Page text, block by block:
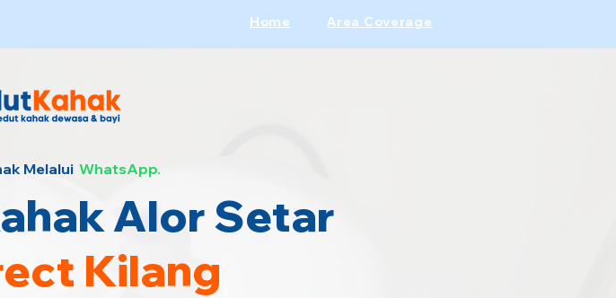
Home Area Coverage
Melalui WhatsApp.
Alor Setar
Kilang